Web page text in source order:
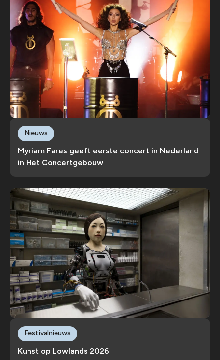
Myriam Fares geeft eerste concert in Nederland
in Het Concertgebouw
Nieuws
Kunst op Lowlands 2026
Festivalnieuws